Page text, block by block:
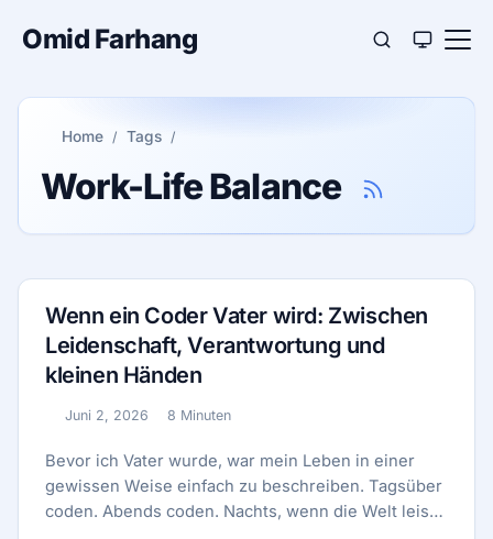
Omid Farhang
Home Tags
Work-Life Balance
Wenn ein Coder Vater wird: Zwischen
Leidenschaft, Verantwortung und
kleinen Händen
Veröffentlicht:
Juni 2, 2026
Lesezeit:
8 Minuten
Bevor ich Vater wurde, war mein Leben in einer
gewissen Weise einfach zu beschreiben. Tagsüber
coden. Abends coden. Nachts, wenn die Welt leiser